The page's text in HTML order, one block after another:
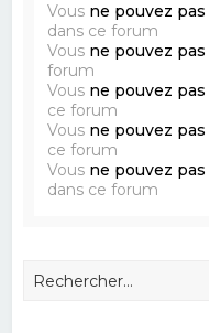
Vous ne pouvez pas
dans ce forum
Vous ne pouvez pas
forum
Vous ne pouvez pas
ce forum
Vous ne pouvez pas
ce forum
Vous ne pouvez pas
dans ce forum